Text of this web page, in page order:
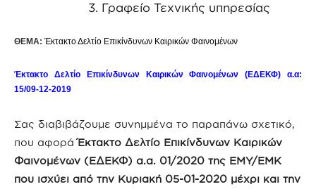
3. Γραφείο Τεχνικής υπηρεσίας
ΘΕΜΑ: Έκτακτο Δελτίο Επικίνδυνων Καιρικών Φαινομένων
Έκτακτο Δελτίο Επικίνδυνων Καιρικών Φαινομένων (ΕΔΕΚΦ) α.α:
15/09-12-2019
Σας διαβιβάζουμε συνημμένα το παραπάνω σχετικό,
που αφοράΈκτακτο Δελτίο Επικίνδυνων Καιρικών
Φαινομένων (ΕΔΕΚΦ) α.α. 01/2020 της ΕΜΥ/ΕΜΚ
που ισχύει από την Κυριακή 05-01-2020 μέχρι και την